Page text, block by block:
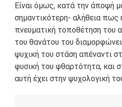
Είναι όμως, κατά την άποψή
σημαντικότερη- αλήθεια πως
πνευματική τοποθέτηση του
του θανάτου του
ψυχική του στάση απέναντι
φυσική του φθαρτότητα, και
αυτή έχει στην ψυχολογική